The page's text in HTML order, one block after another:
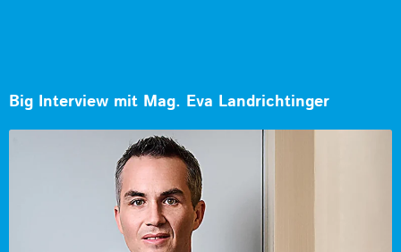
Big Interview mit Mag. Eva Landrichtinger